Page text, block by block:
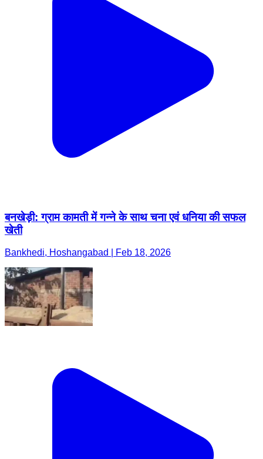
बनखेड़ी: ग्राम कामती में गन्ने के साथ चना एवं धनिया की सफल
खेती
Bankhedi, Hoshangabad | Feb 18, 2026